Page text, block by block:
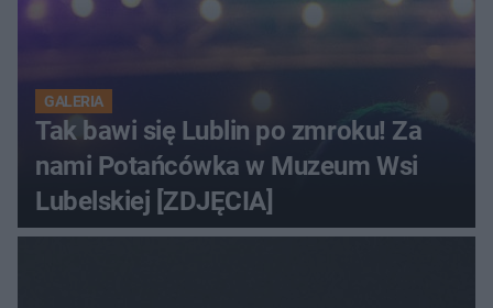
GALERIA
Tak bawi się Lublin po zmroku! Za
nami Potańcówka w Muzeum Wsi
Lubelskiej [ZDJĘCIA]